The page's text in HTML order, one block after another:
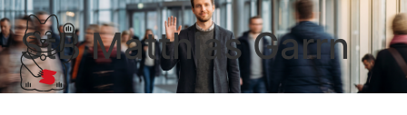
StB Matthias Garrn